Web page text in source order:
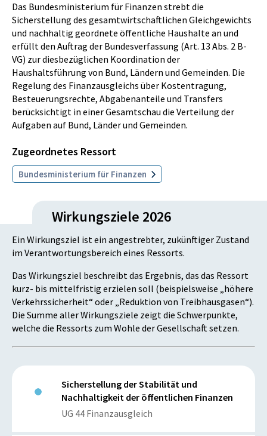
Das Bundesministerium für Finanzen strebt die
Sicherstellung des gesamtwirtschaftlichen Gleichgewichts
und nachhaltig geordnete öffentliche Haushalte an und
erfüllt den Auftrag der Bundesverfassung (Art. 13 Abs. 2 B-
VG) zur diesbezüglichen Koordination der
Haushaltsführung von Bund, Ländern und Gemeinden. Die
Regelung des Finanzausgleichs über Kostentragung,
Besteuerungsrechte, Abgabenanteile und Transfers
berücksichtigt in einer Gesamtschau die Verteilung der
Aufgaben auf Bund, Länder und Gemeinden.
Zugeordnetes Ressort
Bundesministerium für Finanzen
Wirkungsziele 2026
Ein Wirkungsziel ist ein angestrebter, zukünftiger Zustand
im Verantwortungsbereich eines Ressorts.
Das Wirkungsziel beschreibt das Ergebnis, das das Ressort
kurz- bis mittelfristig erzielen soll (beispielsweise „höhere
Verkehrssicherheit“ oder „Reduktion von Treibhausgasen“).
Die Summe aller Wirkungsziele zeigt die Schwerpunkte,
welche die Ressorts zum Wohle der Gesellschaft setzen.
Sicherstellung der Stabilität und
Nachhaltigkeit der öffentlichen Finanzen
UG 44 Finanzausgleich